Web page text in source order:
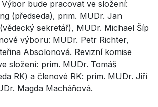
bude pracovat ve složení:
(předseda), prim. MUDr. Jan
sekretář), MUDr. Michael Šíp
výboru: MUDr. Petr Richter,
Absolonová. Revizní komise
složení: prim. MUDr. Tomáš
RK) a členové RK: prim. MUDr. Jiří
Magda Macháňová.